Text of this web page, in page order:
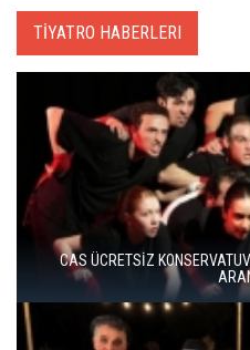
TİYATRO HABERLERI
BERGAMA BİR KEZ DAHA